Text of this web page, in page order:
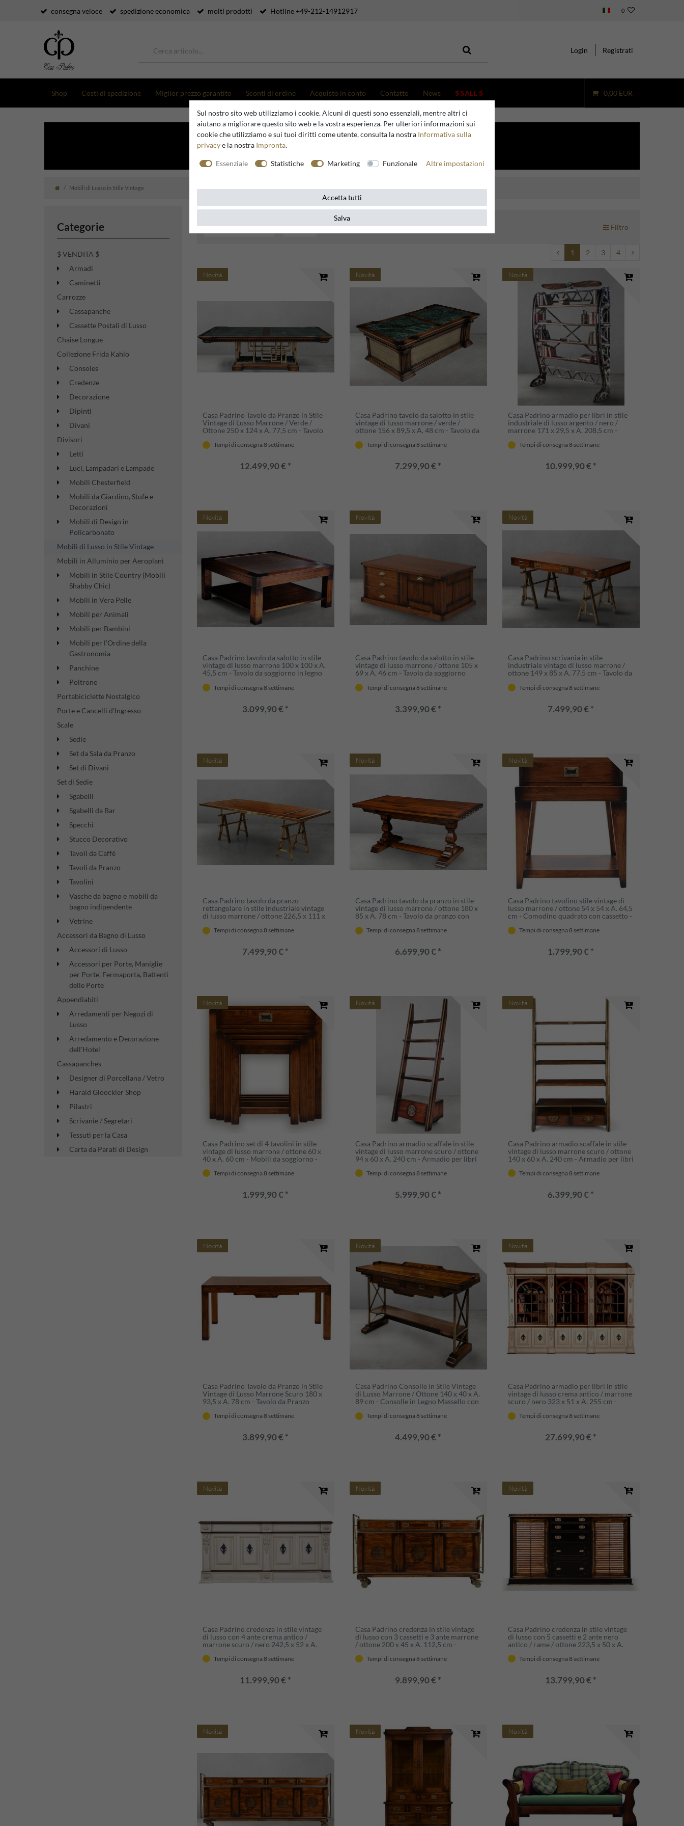
consegna veloce spedizione economica molti prodotti Hotline +49-212-14912917 0
Login Registrati
Shop Costi di spedizione Miglior prezzo garantito Sconti di ordine Acquisto in conto Contatto News $ SALE $ 0,00 EUR
Mobili di Lusso in Stile Vintage
Mobili di Lusso in Stile Vintage
Categorie
$ VENDITA $
Armadi
Caminetti
Carrozze
Cassapanche
Cassette Postali di Lusso
Chaise Longue
Collezione Frida Kahlo
Consoles
Credenze
Decorazione
Dipinti
Divani
Divisori
Letti
Luci, Lampadari e Lampade
Mobili Chesterfield
Mobili da Giardino, Stufe e
Decorazioni
Mobili di Design in
Policarbonato
Mobili di Lusso in Stile Vintage
Mobili in Alluminio per Aeroplani
Mobili in Stile Country (Mobili
Shabby Chic)
Mobili in Vera Pelle
Mobili per Animali
Mobili per Bambini
Mobili per l'Ordine della
Gastronomia
Panchine
Poltrone
Portabiciclette Nostalgico
Porte e Cancelli d'Ingresso
Scale
Sedie
Set da Sala da Pranzo
Set di Divani
Set di Sedie
Sgabelli
Sgabelli da Bar
Specchi
Stucco Decorativo
Tavoli da Caffè
Tavoli da Pranzo
Tavolini
Vasche da bagno e mobili da
bagno indipendente
Vetrine
Accessori da Bagno di Lusso
Accessori di Lusso
Accessori per Porte, Maniglie
per Porte, Fermaporta, Battenti
delle Porte
Appendiabiti
Arredamenti per Negozi di
Lusso
Arredamento e Decorazione
dell'Hotel
Cassapanches
Designer di Porcellana / Vetro
Harald Glööckler Shop
Pilastri
Scrivanie / Segretari
Tessuti per la Casa
Carta da Parati di Design
Filtro
1 2 3 4
Novità
Casa Padrino Tavolo da Pranzo in Stile
Vintage di Lusso Marrone / Verde /
Ottone 250 x 124 x A. 77,5 cm - Tavolo
Sala da Pranzo in Stile Vintage di Lusso
Tempi di consegna 8 settimane
12.499,90 € *
Novità
Casa Padrino tavolo da salotto in stile
vintage di lusso marrone / verde /
ottone 156 x 89,5 x A. 48 cm - Tavolo da
soggiorno in stile vintage di lusso
Tempi di consegna 8 settimane
7.299,90 € *
Novità
Casa Padrino armadio per libri in stile
industriale di lusso argento / nero /
marrone 171 x 29,5 x A. 208,5 cm -
decorativa - Mobile soggiorno stile
Tempi di consegna 8 settimane
10.999,90 € *
Novità
Casa Padrino tavolo da salotto in stile
vintage di lusso marrone 100 x 100 x A.
45,5 cm - Tavolo da soggiorno in legno
soggiorno in stile vintage di lusso
Tempi di consegna 8 settimane
3.099,90 € *
Novità
Casa Padrino tavolo da salotto in stile
vintage di lusso marrone / ottone 105 x
69 x A. 46 cm - Tavolo da soggiorno
da soggiorno in stile vintage di lusso
Tempi di consegna 8 settimane
3.399,90 € *
Novità
Casa Padrino scrivania in stile
industriale vintage di lusso marrone /
ottone 149 x 85 x A. 77,5 cm - Tavolo da
in stile industriale vintage di lusso
Tempi di consegna 8 settimane
7.499,90 € *
Novità
Casa Padrino tavolo da pranzo
rettangolare in stile industriale vintage
di lusso marrone / ottone 226,5 x 111 x
stile industriale vintage di lusso
Tempi di consegna 8 settimane
7.499,90 € *
Novità
Casa Padrino tavolo da pranzo in stile
vintage di lusso marrone / ottone 180 x
85 x A. 78 cm - Tavolo da pranzo con
pranzo - Mobili in stile vintage di lusso
Tempi di consegna 8 settimane
6.699,90 € *
Novità
Casa Padrino tavolino stile vintage di
lusso marrone / ottone 54 x 54 x A. 64,5
cm - Comodino quadrato con cassetto -
letto - Mobili stile vintage di lusso
Tempi di consegna 8 settimane
1.799,90 € *
Novità
Casa Padrino set di 4 tavolini in stile
vintage di lusso marrone / ottone 60 x
40 x A. 60 cm - Mobili da soggiorno -
vintage di lusso
Tempi di consegna 8 settimane
1.999,90 € *
Novità
Casa Padrino armadio scaffale in stile
vintage di lusso marrone scuro / ottone
94 x 60 x A. 240 cm - Armadio per libri
Mobile in stile vintage di lusso
Tempi di consegna 8 settimane
5.999,90 € *
Novità
Casa Padrino armadio scaffale in stile
vintage di lusso marrone scuro / ottone
140 x 60 x A. 240 cm - Armadio per libri
Mobile in stile vintage di lusso
Tempi di consegna 8 settimane
6.399,90 € *
Novità
Casa Padrino Tavolo da Pranzo in Stile
Vintage di Lusso Marrone Scuro 180 x
93,5 x A. 78 cm - Tavolo da Pranzo
per Sala da Pranzo in Stile Vintage di
Tempi di consegna 8 settimane
3.899,90 € *
Novità
Casa Padrino Consolle in Stile Vintage
di Lusso Marrone / Ottone 140 x 40 x A.
89 cm - Consolle in Legno Massello con
Mobili in Stile Vintage di Lusso
Tempi di consegna 8 settimane
4.499,90 € *
Novità
Casa Padrino armadio per libri in stile
vintage di lusso crema antico / marrone
scuro / nero 323 x 51 x A. 255 cm -
vintage - Mobili di lusso
Tempi di consegna 8 settimane
27.699,90 € *
Novità
Casa Padrino credenza in stile vintage
di lusso con 4 ante crema antico /
marrone scuro / nero 242,5 x 52 x A.
in legno massello in stile vintage di
Tempi di consegna 8 settimane
11.999,90 € *
Novità
Casa Padrino credenza in stile vintage
di lusso con 3 cassetti e 3 ante marrone
/ ottone 200 x 45 x A. 112,5 cm -
legno massello in stile vintage di lusso
Tempi di consegna 8 settimane
9.899,90 € *
Novità
Casa Padrino credenza in stile vintage
di lusso con 5 cassetti e 2 ante nero
antico / rame / ottone 223,5 x 50 x A.
in stile vintage di lusso
Tempi di consegna 8 settimane
13.799,90 € *
Novità Novità Novità
Sul nostro sito web utilizziamo i cookie. Alcuni di questi sono essenziali, mentre altri ci
aiutano a migliorare questo sito web e la vostra esperienza. Per ulteriori informazioni sui
cookie che utilizziamo e sui tuoi diritti come utente, consulta la nostra Informativa sulla
privacye la nostra Impronta.
Essenziale Statistiche Marketing Funzionale Altre impostazioni
Accetta tutti
Salva